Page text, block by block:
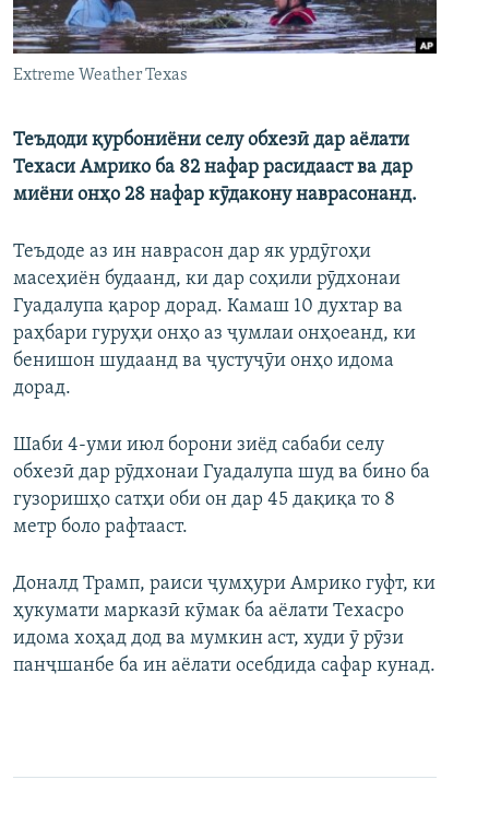
ГУЗОРИШҲОИ РАДИОӢ
Русский
Ҳамаи сомонаҳои RFE/RL
Extreme Weather Texas
Теъдоди қурбониёни селу обхезӣ дар аёлати
Техаси Амрико ба 82 нафар расидааст ва дар
миёни онҳо 28 нафар кӯдакону наврасонанд.
Теъдоде аз ин наврасон дар як урдӯгоҳи
масеҳиён будаанд, ки дар соҳили рӯдхонаи
Гуадалупа қарор дорад. Камаш 10 духтар ва
раҳбари гуруҳи онҳо аз ҷумлаи онҳоеанд, ки
бенишон шудаанд ва ҷустуҷӯи онҳо идома
дорад.
Шаби 4-уми июл борони зиёд сабаби селу
обхезӣ дар рӯдхонаи Гуадалупа шуд ва бино ба
гузоришҳо сатҳи оби он дар 45 дақиқа то 8
метр боло рафтааст.
Доналд Трамп, раиси ҷумҳури Амрико гуфт, ки
ҳукумати марказӣ кӯмак ба аёлати Техасро
идома хоҳад дод ва мумкин аст, худи ӯ рӯзи
панҷшанбе ба ин аёлати осебдида сафар кунад.